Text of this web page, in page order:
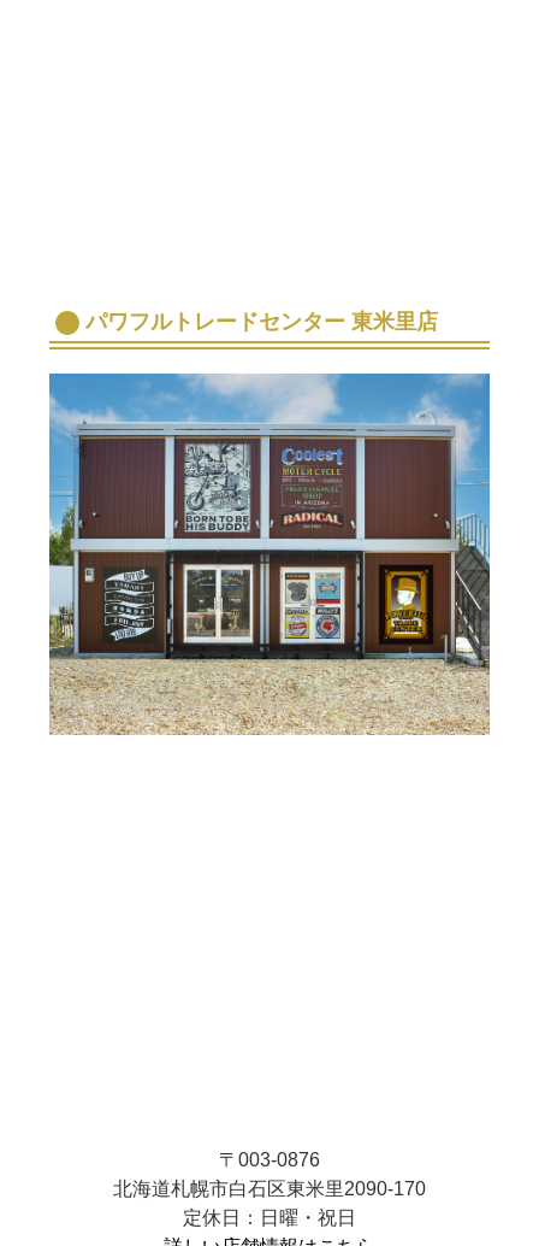
パワフルトレードセンター 東米里店
〒003-0876
北海道札幌市白石区東米里2090-170
定休日：日曜・祝日